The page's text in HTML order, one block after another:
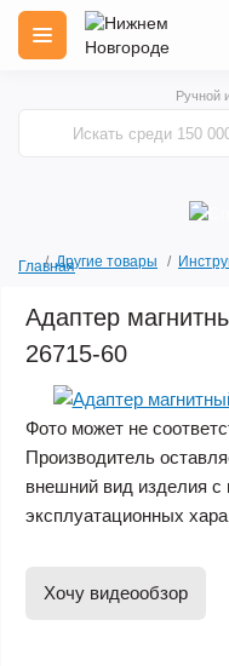
Ручной
ГлавнаяДругие товары
Адаптер
26715-60
Фото может не
Производитель
внешний вид изделия
эксплуатационных
Хочу видеообзор